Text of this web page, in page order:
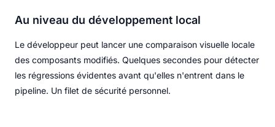
Au niveau du développement local
Le développeur peut lancer une comparaison visuelle locale
des composants modifiés. Quelques secondes pour détecter
les régressions évidentes avant qu'elles n'entrent dans le
pipeline. Un filet de sécurité personnel.